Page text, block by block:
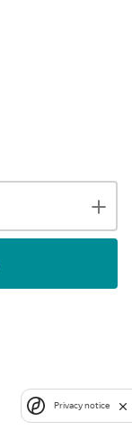
Privacy notice